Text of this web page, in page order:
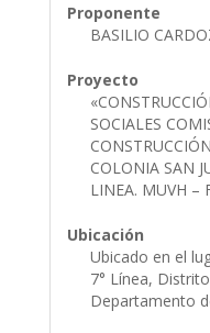
Proponente
BASILIO
Proyecto
SOCIALES
COLONIA SAN
LINEA. MUVH –
Ubicación
Ubicado en el
7° Línea,
Departamento